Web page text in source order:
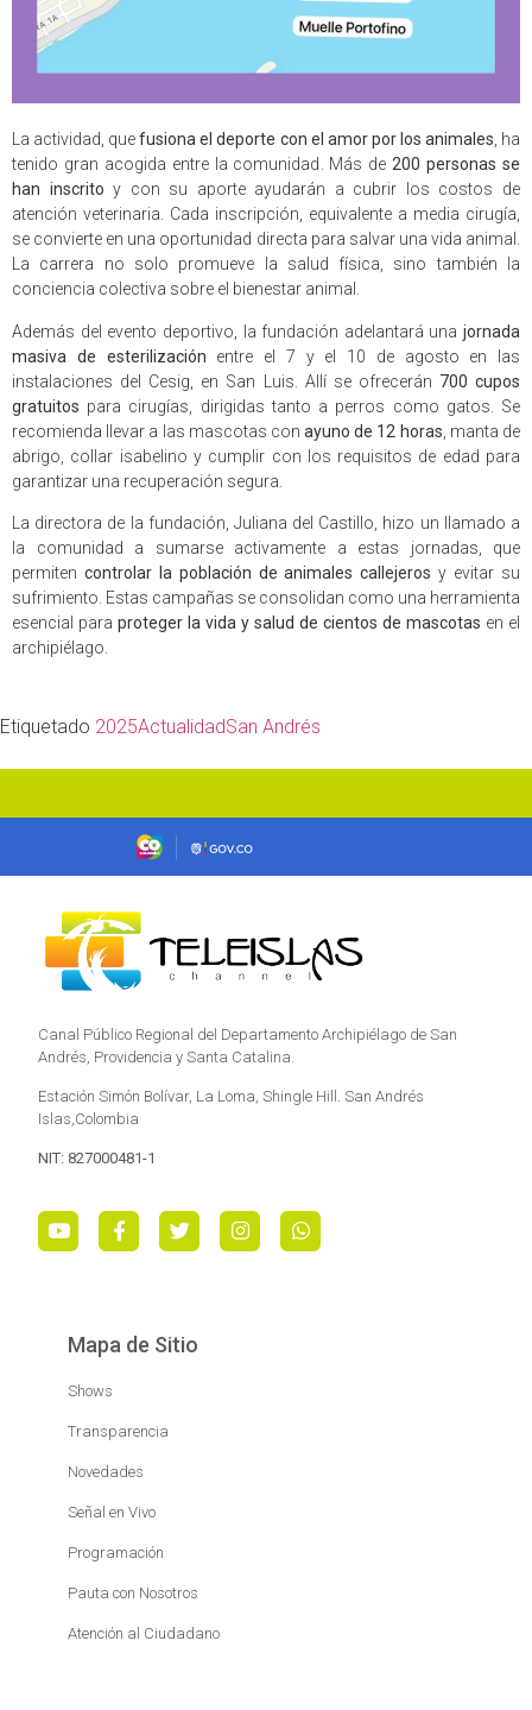
La actividad, quefusiona el deporte con el amor por los animales , ha
tenido gran acogida entre la comunidad. Más de 200 personas se
han inscrito y con su aporte ayudarán a cubrir los costos de
atención veterinaria. Cada inscripción, equivalente a media cirugía,
se convierte en una oportunidad directa para salvar una vida animal.
La carrera no solo promueve la salud física, sino también la
conciencia colectiva sobre el bienestar animal.
Además del evento deportivo, la fundación adelantará una jornada
masiva de esterilización entre el 7 y el 10 de agosto en las
instalaciones del Cesig, en San Luis. Allí se ofrecerán 700 cupos
gratuitos para cirugías, dirigidas tanto a perros como gatos. Se
recomienda llevar a las mascotas conayuno de 12 horas , manta de
abrigo, collar isabelino y cumplir con los requisitos de edad para
garantizar una recuperación segura.
La directora de la fundación, Juliana del Castillo, hizo un llamado a
la comunidad a sumarse activamente a estas jornadas, que
permiten controlar la población de animales callejeros y evitar su
sufrimiento. Estas campañas se consolidan como una herramienta
esencial para proteger la vida y salud de cientos de mascotas en el
archipiélago.
Etiquetado 2025ActualidadSan Andrés
Canal Público Regional del Departamento Archipiélago de San
Andrés, Providencia y Santa Catalina.
Estación Simón Bolívar, La Loma, Shingle Hill. San Andrés
Islas,Colombia
NIT: 827000481-1
Mapa de Sitio
Shows
Transparencia
Novedades
Señal en Vivo
Programación
Pauta con Nosotros
Atención al Ciudadano